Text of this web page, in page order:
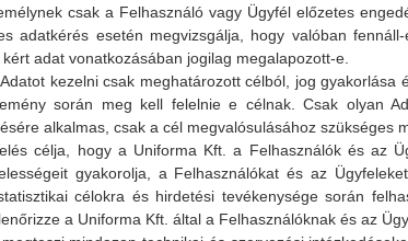
csak a Felhasználó vagy Ügyfél előzetes
adatkérés esetén megvizsgálja, hogy valóban
adat vonatkozásában jogilag megalapozott-e.
kezelni csak meghatározott célból, jog gyakorlása
során meg kell felelnie e célnak. Csak olyan
alkalmas, csak a cél megvalósulásához szükséges
célja, hogy a Uniforma Kft. a Felhasználók és az
gyakorolja, a Felhasználókat és az
célokra és hirdetési tevékenysége során
a Uniforma Kft. által a Felhasználóknak és az